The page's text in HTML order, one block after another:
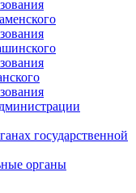
государственной
органы